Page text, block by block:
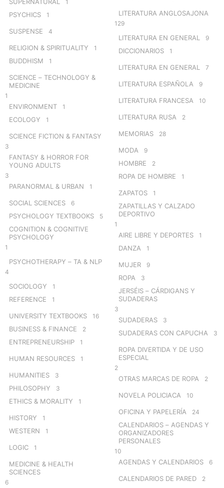
1
PSYCHICS 1
SUSPENSE 4
RELIGION & SPIRITUALITY 1
BUDDHISM 1
SCIENCE – TECHNOLOGY &
MEDICINE
1
ENVIRONMENT 1
ECOLOGY 1
SCIENCE FICTION & FANTASY
3
FANTASY & HORROR FOR
YOUNG ADULTS
3
PARANORMAL & URBAN 1
SOCIAL SCIENCES 6
PSYCHOLOGY TEXTBOOKS 5
COGNITION & COGNITIVE
PSYCHOLOGY
1
PSYCHOTHERAPY – TA & NLP
4
SOCIOLOGY 1
REFERENCE 1
UNIVERSITY TEXTBOOKS 16
BUSINESS & FINANCE 2
ENTREPRENEURSHIP 1
HUMAN RESOURCES 1
HUMANITIES 3
PHILOSOPHY 3
ETHICS & MORALITY 1
HISTORY 1
WESTERN 1
LOGIC 1
MEDICINE & HEALTH
SCIENCES
6
LITERATURA ANGLOSAJONA
129
LITERATURA EN GENERAL 9
DICCIONARIOS 1
LITERATURA EN GENERAL 7
LITERATURA ESPAÑOLA 9
LITERATURA FRANCESA 10
LITERATURA RUSA 2
MEMORIAS 28
MODA 9
HOMBRE 2
ROPA DE HOMBRE 1
ZAPATOS 1
ZAPATILLAS Y CALZADO
DEPORTIVO
1
AIRE LIBRE Y DEPORTES 1
DANZA 1
MUJER 9
ROPA 3
JERSÉIS – CÁRDIGANS Y
SUDADERAS
3
SUDADERAS 3
SUDADERAS CON CAPUCHA 3
ROPA DIVERTIDA Y DE USO
ESPECIAL
2
OTRAS MARCAS DE ROPA 2
NOVELA POLICIACA 10
OFICINA Y PAPELERÍA 24
CALENDARIOS – AGENDAS Y
ORGANIZADORES
PERSONALES
10
AGENDAS Y CALENDARIOS 6
CALENDARIOS DE PARED 2